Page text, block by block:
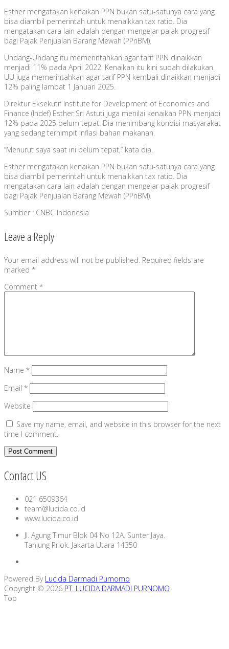
Esther mengatakan kenaikan PPN bukan satu-satunya cara yang
bisa diambil pemerintah untuk menaikkan tax ratio. Dia
mengatakan cara lain adalah dengan mengejar pajak progresif
bagi Pajak Penjualan Barang Mewah (PPnBM).
Undang-Undang itu memerintahkan agar tarif PPN dinaikkan
menjadi 11% pada April 2022. Kenaikan itu kini sudah dilakukan.
UU juga memerintahkan agar tarif PPN kembali dinaikkan menjadi
12% paling lambat 1 Januari 2025.
Direktur Eksekutif Institute for Development of Economics and
Finance (Indef) Esther Sri Astuti juga menilai kenaikan PPN menjadi
12% pada 2025 belum tepat. Dia menimbang kondisi masyarakat
yang sedang terhimpit inflasi bahan makanan.
“Menurut saya saat ini belum tepat,” kata dia.
Esther mengatakan kenaikan PPN bukan satu-satunya cara yang
bisa diambil pemerintah untuk menaikkan tax ratio. Dia
mengatakan cara lain adalah dengan mengejar pajak progresif
bagi Pajak Penjualan Barang Mewah (PPnBM).
Sumber : CNBC Indonesia
Leave a Reply
Your email address will not be published. Required fields are
marked *
Comment *
Name *
Email *
Website
Save my name, email, and website in this browser for the next
time I comment.
Contact US
021 6509364
team@lucida.co.id
www.lucida.co.id
Jl. Agung Timur Blok 04 No 12A. Sunter Jaya.
Tanjung Priok. Jakarta Utara 14350
Powered By Lucida Darmadi Purnomo
Copyright © 2026 PT. LUCIDA DARMADI PURNOMO
Top